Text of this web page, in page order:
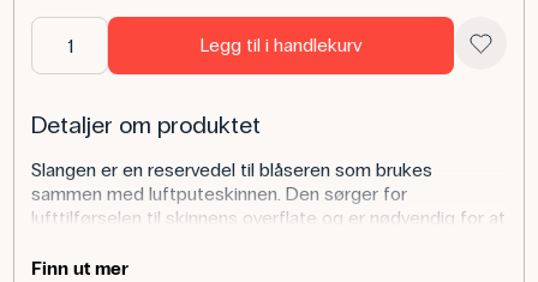
Legg til i handlekurv
Detaljer om produktet
Slangen er en reservedel til blåseren som brukes
sammen med luftputeskinnen. Den sørger for
lufttilførselen til skinnens overflate og er nødvendig for at
oppmerksom på at en slange følger med når du kjøper en
Finn ut mer